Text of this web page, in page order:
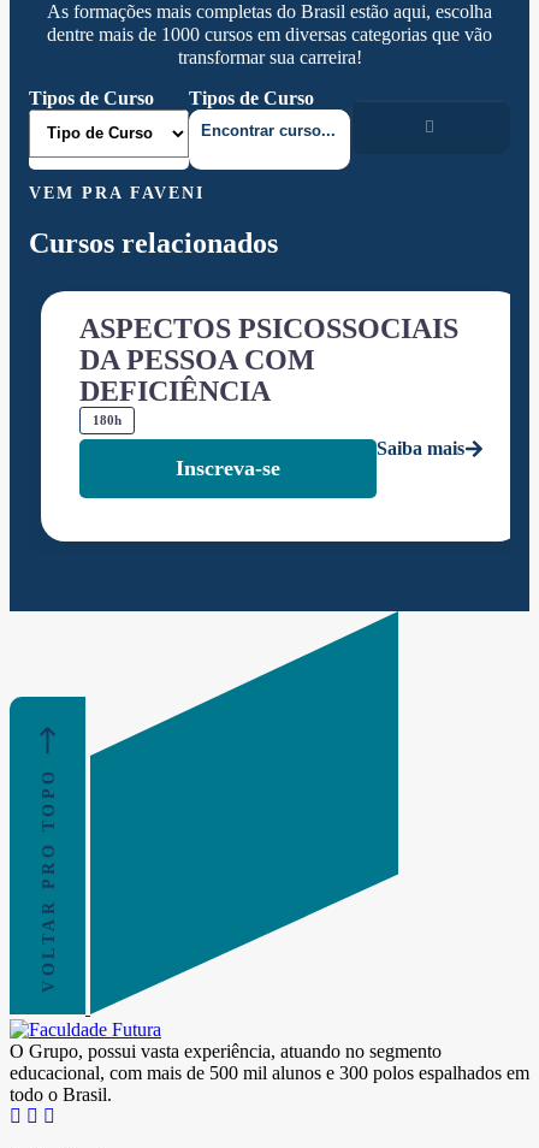
As formações mais completas do Brasil estão aqui, escolha
dentre mais de 1000 cursos em diversas categorias que vão
transformar sua carreira!
Tipos de Curso
Tipos de Curso
VEM PRA FAVENI
Cursos relacionados
ASPECTOS PSICOSSOCIAIS
DA PESSOA COM
DEFICIÊNCIA
180h
Inscreva-se
Saiba mais
VOLTAR PRO TOPO
O Grupo, possui vasta experiência, atuando no segmento
educacional, com mais de 500 mil alunos e 300 polos espalhados em
todo o Brasil.